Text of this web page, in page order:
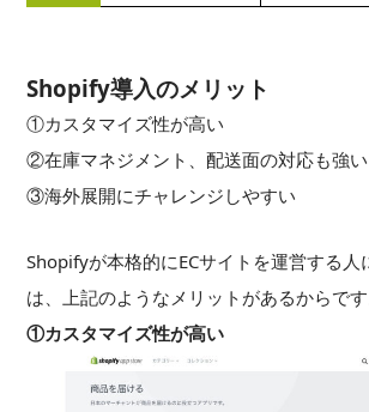
Shopify導入のメリット
①カスタマイズ性が高い
②在庫マネジメント、配送面の対応も強い
③海外展開にチャレンジしやすい
Shopifyが本格的にECサイトを運営する人
は、上記のようなメリットがあるからです
①カスタマイズ性が高い